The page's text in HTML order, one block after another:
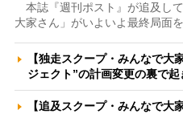
本誌『週刊ポスト』が追及し
大家さん」がいよいよ最終局面
【独走スクープ・みんなで大
ジェクト”の計画変更の裏で
【追及スクープ・みんなで大